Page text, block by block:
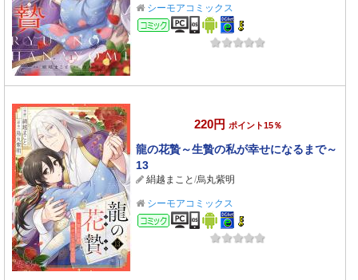
シーモアコミックス
コミック
220円 ポイント15％
龍の花贄～生贄の私が幸せになるまで～
13
絹越まこと /烏丸紫明
シーモアコミックス
コミック